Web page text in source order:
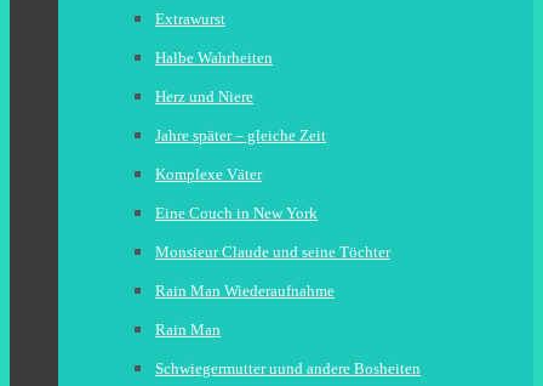
Extrawurst
Halbe Wahrheiten
Herz und Niere
Jahre später – gleiche Zeit
Komplexe Väter
Eine Couch in New York
Monsieur Claude und seine Töchter
Rain Man Wiederaufnahme
Rain Man
Schwiegermutter uund andere Bosheiten